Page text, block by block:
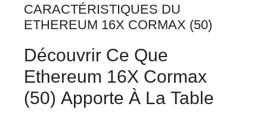
CARACTÉRISTIQUES DU
ETHEREUM 16X CORMAX (50)
Découvrir Ce Que
Ethereum 16X Cormax
(50) Apporte À La Table